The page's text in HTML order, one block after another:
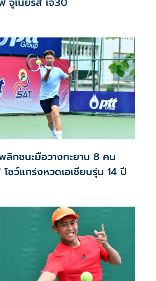
กชนะมือวางทะยาน 8 คน
ชว์แกร่งหวดเอเชียนรุ่น 14 ปี